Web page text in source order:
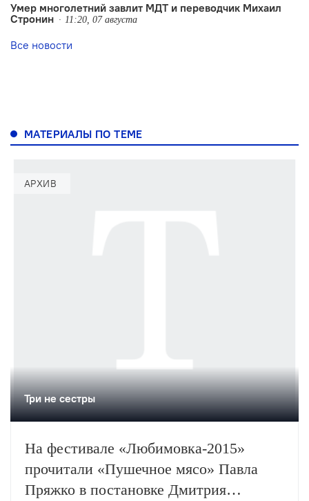
Умер многолетний завлит МДТ и переводчик Михаил
Стронин
11:20, 07 августа
Все новости
МАТЕРИАЛЫ ПО ТЕМЕ
АРХИВ
Три не сестры
На фестивале «Любимовка-2015»
прочитали «Пушечное мясо» Павла
Пряжко в постановке Дмитрия